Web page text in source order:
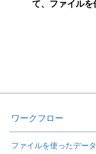
て、ファイルを
ワークフロー
ファイルを使ったデー